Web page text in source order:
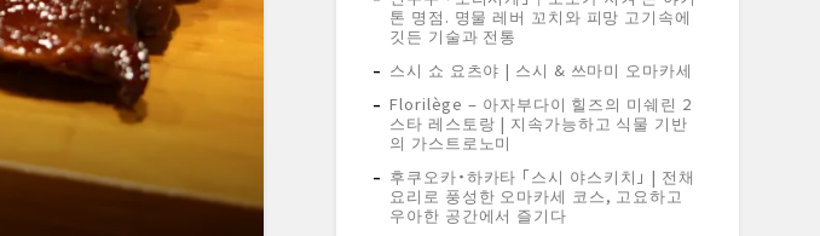
톤 명점. 명물 레버 꼬치와 피망 고기속에
깃든 기술과 전통
스시 쇼 요츠야 | 스시 & 쓰마미 오마카세
Florilège – 아자부다이 힐즈의 미쉐린 2
스타 레스토랑 | 지속가능하고 식물 기반
의 가스트로노미
후쿠오카・하카타 「스시 야스키치」 | 전채
요리로 풍성한 오마카세 코스, 고요하고
우아한 공간에서 즐기다